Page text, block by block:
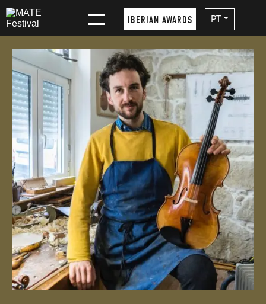
IBERIAN AWARDS PT